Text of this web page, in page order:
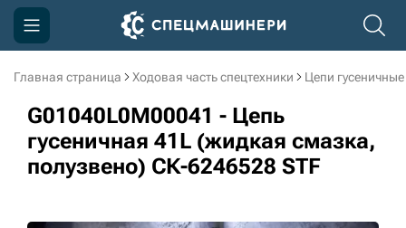
Главная страница Ходовая часть спецтехники Цепи гусеничные
G01040L0M00041 - Цепь
гусеничная 41L (жидкая смазка,
полузвено) СК-6246528 STF
Компания
Акции
Доставка и оплата